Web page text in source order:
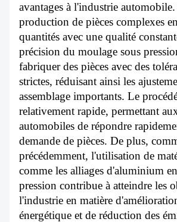
avantages à l'industrie
production de pièces complexes
quantités avec une qualité
précision du moulage sous
fabriquer des pièces avec des
strictes, réduisant ainsi les
assemblage importants. Le
relativement rapide, permettant
automobiles de répondre
demande de pièces. De plus,
précédemment, l'utilisation de
comme les alliages d'aluminium
pression contribue à atteindre les
l'industrie en matière
énergétique et de réduction des